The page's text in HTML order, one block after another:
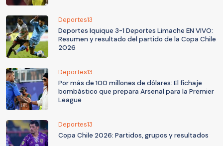
Deportes13
Deportes Iquique 3-1 Deportes Limache EN VIVO:
Resumen y resultado del partido de la Copa Chile
2026
Deportes13
Por más de 100 millones de dólares: El fichaje
bombástico que prepara Arsenal para la Premier
League
Deportes13
Copa Chile 2026: Partidos, grupos y resultados